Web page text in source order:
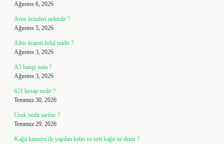
Ağustos 6, 2026
Aven ürünleri nelerdir ?
Ağustos 5, 2026
Altın ticareti helal midir ?
Ağustos 3, 2026
A5 hangi nota ?
Ağustos 3, 2026
621 hesap nedir ?
Temmuz 30, 2026
Uruk nedir tarihte ?
Temmuz 29, 2026
Kağıt hamuru ile yapılan kalın ve sert kağıt ne denir ?